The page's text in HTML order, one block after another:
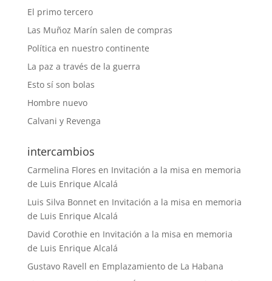
El primo tercero
Las Muñoz Marín salen de compras
Política en nuestro continente
La paz a través de la guerra
Esto sí son bolas
Hombre nuevo
Calvani y Revenga
intercambios
Carmelina Flores en Invitación a la misa en memoria
de Luis Enrique Alcalá
Luis Silva Bonneten Invitación a la misa en memoria
de Luis Enrique Alcalá
David Corothie en Invitación a la misa en memoria
de Luis Enrique Alcalá
Gustavo Ravell en Emplazamiento de La Habana